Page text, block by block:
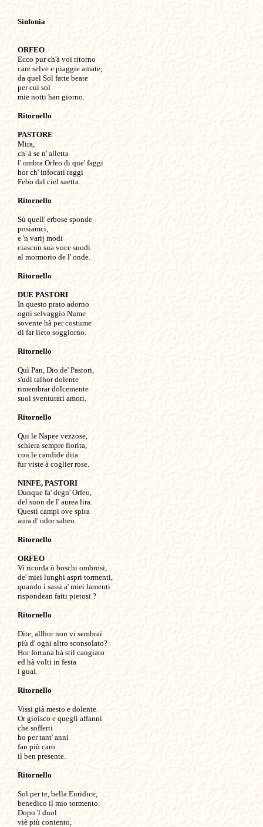
Sinfonia
ORFEO
Ecco pur ch'à voi ritorno
care selve e piaggie amate,
da quel Sol fatte beate
per cui sol
mie notti han giorno.
Ritornello
PASTORE
Mira,
ch' à se n' alletta
l' ombra Orfeo di que' faggi
hor ch' infocati raggi
Febo dal ciel saetta.
Ritornello
Sù quell' erbose sponde
posiamci,
e 'n varij modi
ciascun sua voce snodi
al mormorio de l' onde.
Ritornello
DUE PASTORI
In questo prato adorno
ogni selvaggio Nume
sovente hà per costume
di far lieto soggiorno.
Ritornello
Quì Pan, Dio de' Pastori,
s'udì talhor dolente
rimembrar dolcemente
suoi sventurati amori.
Ritornello
Qui le Napee vezzose,
schiera sempre fiorita,
con le candide dita
fur viste à coglier rose.
NINFE, PASTORI
Dunque fa' degn' Orfeo,
del suon de l' aurea lira.
Questi campi ove spira
aura d' odor sabeo.
Ritornello
ORFEO
Vi ricorda ò boschi ombrosi,
de' miei lunghi aspri tormenti,
quando i sassi a' miei lamenti
rispondean fatti pietosi ?
Ritornello
Dite, allhor non vi sembrai
più d' ogni altro sconsolato?
Hor fortuna hà stil cangiato
ed hà volti in festa
i guai.
Ritornello
Vissi già mesto e dolente.
Or gioisco e quegli affanni
che sofferti
ho per tant' anni
fan più caro
il ben presente.
Ritornello
Sol per te, bella Euridice,
benedico il mio tormento.
Dopo 'l duol
viè più contento,